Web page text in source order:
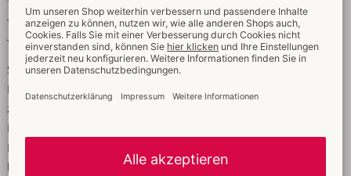
Unterlegte Schnürung im Rücken
Eingearbeitete Formstäbe (7 pro Seite)
Setzt feurig & glänzend in Szene!
Das Lack-Taillenmieder von Black Level in glänzendem Rot
zaubert eine verführerische Taille! Die eingearbeiteten
Formstäbe (7 pro Seite) unterstützen dabei die perfekte
Passform. Vorne ist ein durchgehender Reißverschluss für
leichtes An- und Ausziehen eingearbeitet. Die Schnürung im